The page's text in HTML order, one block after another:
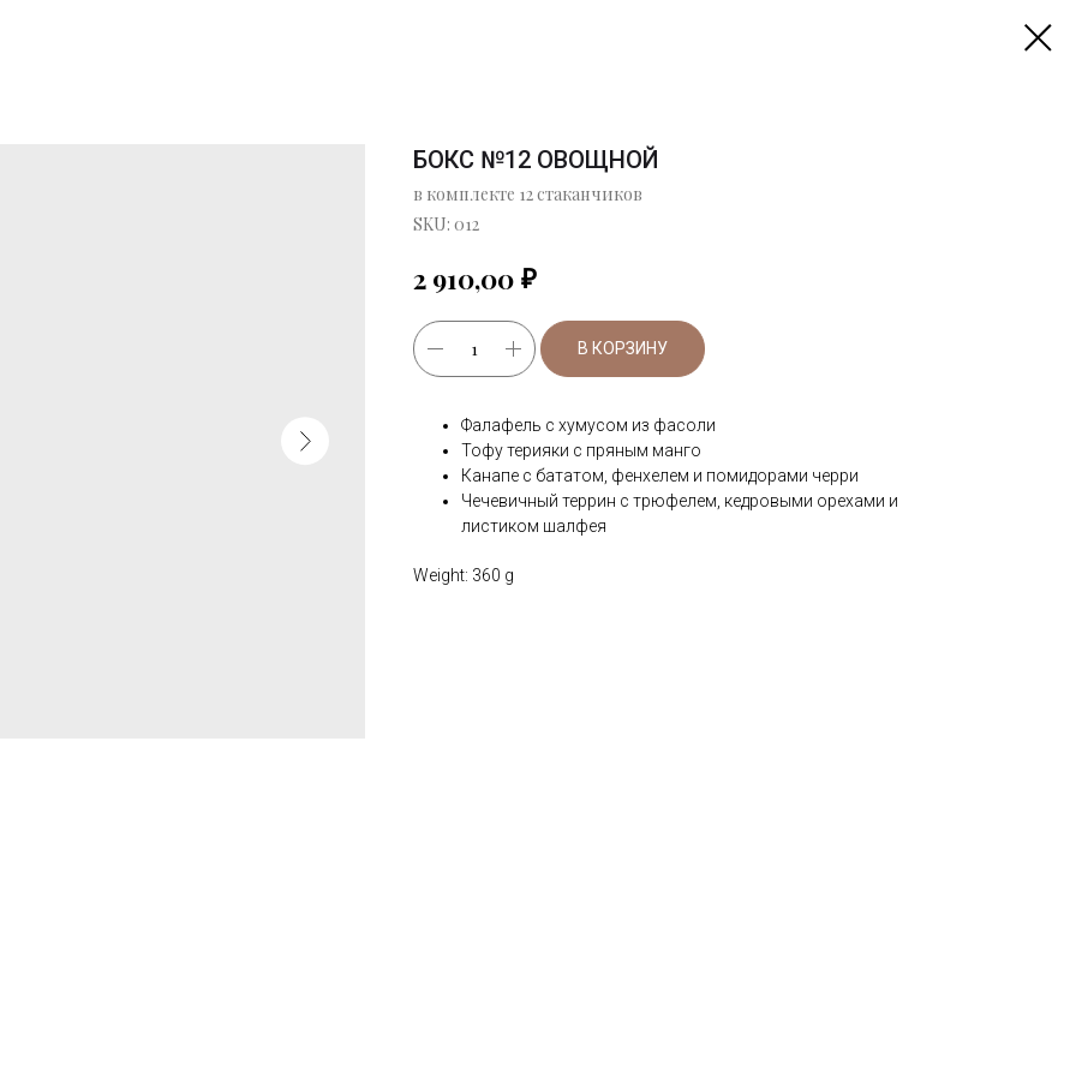
БОКС №12 ОВОЩНОЙ
в комплекте 12 стаканчиков
SKU: 012
2 910,00 ₽
В КОРЗИНУ
Фалафель с хумусом из фасоли
Тофу терияки с пряным манго
Канапе с бататом, фенхелем и помидорами черри
Чечевичный террин с трюфелем, кедровыми орехами и
листиком шалфея
Weight: 360 g